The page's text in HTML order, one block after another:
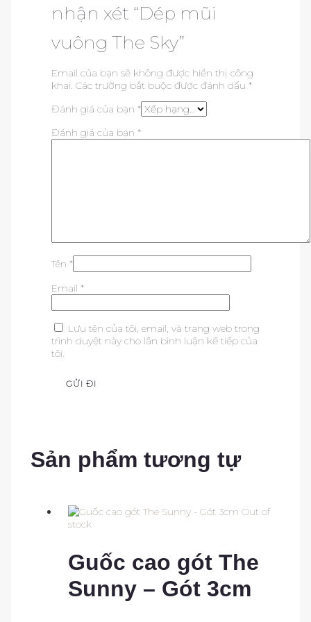
nhận xét “Dép mũi
vuông The Sky”
Email của bạn sẽ không được hiển thị công
khai. Các trường bắt buộc được đánh dấu *
Đánh giá của bạn *
Đánh giá của bạn *
Tên *
Email *
Lưu tên của tôi, email, và trang web trong
trình duyệt này cho lần bình luận kế tiếp của
tôi.
Sản phẩm tương tự
Out of
stock
Guốc cao gót The
Sunny – Gót 3cm